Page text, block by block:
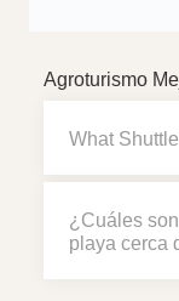
Agroturismo
What
¿Cuáles
playa cerca